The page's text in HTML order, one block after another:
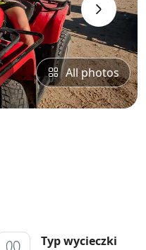
›
All photos
Typ wycieczki